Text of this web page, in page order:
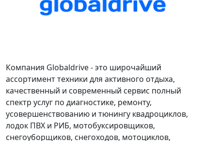
Компания Globaldrive - это широчайший
ассортимент техники для активного отдыха,
качественный и современный сервис полный
спектр услуг по диагностике, ремонту,
усовершенствованию и тюнингу квадроциклов,
лодок ПВХ и РИБ, мотобуксировщиков,
снегоуборщиков, снегоходов, мотоциклов,